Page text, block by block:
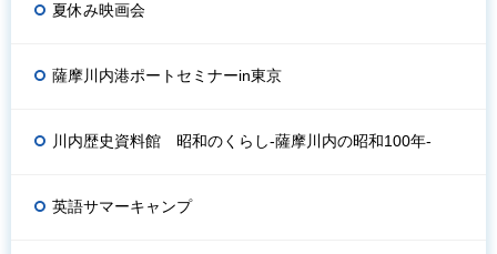
夏休み映画会
薩摩川内港ポートセミナーin東京
川内歴史資料館 昭和のくらし-薩摩川内の昭和100年-
英語サマーキャンプ